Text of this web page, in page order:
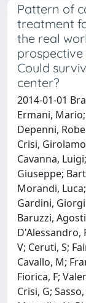
Pattern of
treatment
the real
Could
center?
2014-01-01
Ermani,
Depenni,
Crisi,
Cavanna,
Giuseppe;
Morandi,
Gardini,
Baruzzi,
D'Alessandro,
V; Ceruti, S;
Cavallo, M;
Fiorica, F;
Crisi, G;